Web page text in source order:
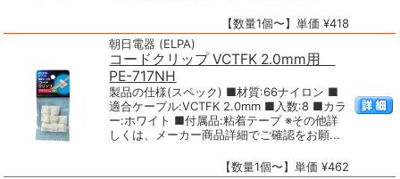
【数量1個〜】単価 ¥418
朝日電器 (ELPA)
コードクリップ VCTFK 2.0mm用
PE-717NH
製品の仕様(スペック) ■材質:66ナイロン ■
適合ケーブル:VCTFK 2.0mm ■入数:8 ■カラ
ー:ホワイト ■付属品:粘着テープ ※その他詳
しくは、メーカー商品詳細でご確認をお願...
【数量1個〜】単価 ¥462